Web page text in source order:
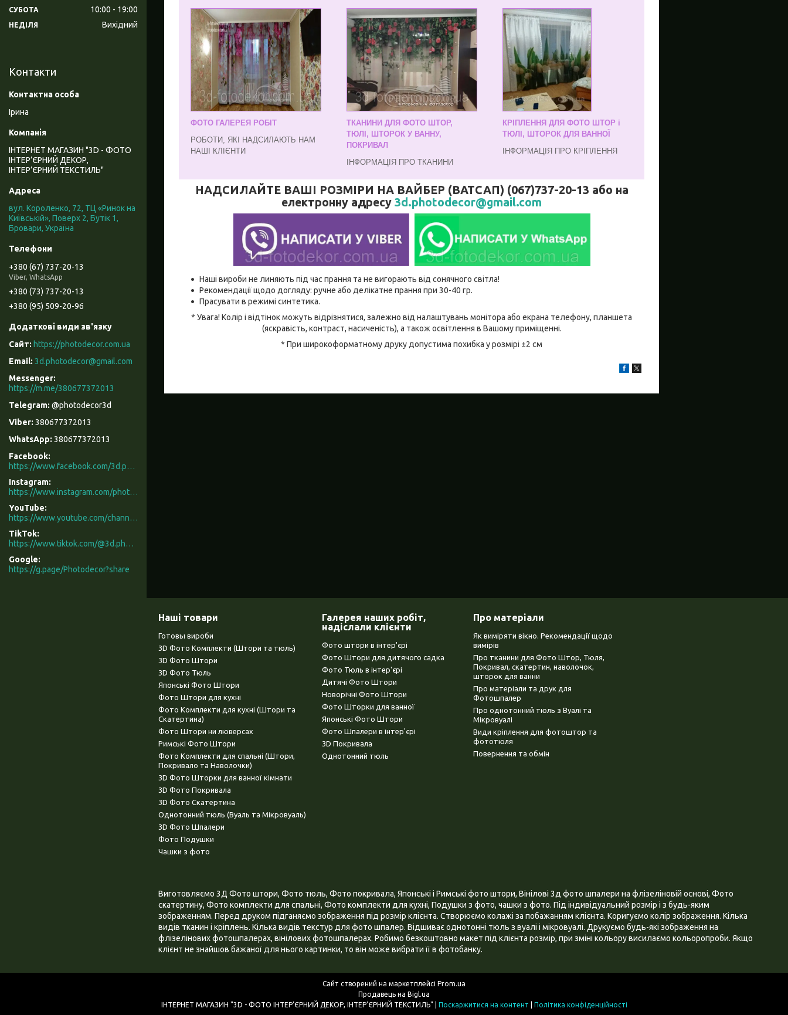
ФОТО ГАЛЕРЕЯ РОБІТ
РОБОТИ, ЯКІ НАДСИЛАЮТЬ НАМ
НАШІ КЛІЄНТИ
ТКАНИНИ ДЛЯ ФОТО ШТОР,
ТЮЛІ, ШТОРОК У ВАННУ,
ПОКРИВАЛ
ІНФОРМАЦІЯ ПРО ТКАНИНИ
КРІПЛЕННЯ ДЛЯ ФОТО ШТОР і
ТЮЛІ, ШТОРОК ДЛЯ ВАННОЇ
ІНФОРМАЦІЯ ПРО КРІПЛЕННЯ
НАДСИЛАЙТЕ ВАШІ РОЗМІРИ НА ВАЙБЕР (ВАТСАП) (067)737-20-13 або на
електронну адресу 3d.photodecor@gmail.com
Наші вироби не линяють під час прання та не вигорають від сонячного світла!
Рекомендації щодо догляду: ручне або делікатне прання при 30-40 гр.
Прасувати в режимі синтетика.
* Увага! Колір і відтінок можуть відрізнятися, залежно від налаштувань монітора або екрана телефону, планшета
(яскравість, контраст, насиченість), а також освітлення в Вашому приміщенні.
* При широкоформатному друку допустима похибка у розмірі ±2 см
СУБОТА 10:00 19:00
НЕДІЛЯ Вихідний
Контакти
Ірина
ІНТЕРНЕТ МАГАЗИН "3D - ФОТО
ІНТЕР’ЄРНИЙ ДЕКОР,
ІНТЕР’ЄРНИЙ ТЕКСТИЛЬ"
вул. Короленко, 72, ТЦ «Ринок на
Київській», Поверх 2, Бутік 1,
Бровари, Україна
+380 (67) 737-20-13
Viber, WhatsApp
+380 (73) 737-20-13
+380 (95) 509-20-96
https://photodecor.com.ua
3d.photodecor@gmail.com
https://m.me/380677372013
@photodecor3d
380677372013
380677372013
Facebook
https://www.facebook.com/3d.photodecor/
Instagram
https://www.instagram.com/photodecor.com.ua/
YouTube
https://www.youtube.com/channel/UCXCUerfqRY1Pw7-IptdbqyA/videos
TikTok
https://www.tiktok.com/@3d.photodecor?is_from_webapp=1&sender_device=pc
Google
https://g.page/Photodecor?share
Наші товари
Готовы вироби
3D Фото Комплекти (Штори та тюль)
3D Фото Штори
3D Фото Тюль
Японські Фото Штори
Фото Штори для кухні
Фото Комплекти для кухні (Штори та
Скатертина)
Фото Штори ни люверсах
Римські Фото Штори
Фото Комплекти для спальні (Штори,
Покривало та Наволочки)
3D Фото Шторки для ванної кімнати
3D Фото Покривала
3D Фото Скатертина
Однотонний тюль (Вуаль та Мікровуаль)
3D Фото Шпалери
Фото Подушки
Чашки з фото
Галерея наших робіт,
надіслали клієнти
Фото штори в інтер'єрі
Фото Штори для дитячого садка
Фото Тюль в інтер'єрі
Дитячі Фото Штори
Новорічні Фото Штори
Фото Шторки для ванної
Японські Фото Штори
Фото Шпалери в інтер'єрі
3D Покривала
Однотонний тюль
Про матеріали
Як виміряти вікно. Рекомендації щодо
вимірів
Про тканини для Фото Штор, Тюля,
Покривал, скатертин, наволочок,
шторок для ванни
Про матеріали та друк для
Фотошпалер
Про однотонний тюль з Вуалі та
Мікровуалі
Види кріплення для фотоштор та
фототюля
Повернення та обмін
Виготовляємо 3Д Фото штори, Фото тюль, Фото покривала, Японські і Римські фото штори, Вінілові 3д фото шпалери на флізеліновій основі, Фото
скатертину, Фото комплекти для спальні, Фото комплекти для кухні, Подушки з фото, чашки з фото. Під індивідуальний розмір і з будь-яким
зображенням. Перед друком підганяємо зображення під розмір клієнта. Створюємо колажі за побажанням клієнта. Коригуємо колір зображення. Кілька
видів тканин і кріплень. Кілька видів текстур для фото шпалер. Відшиває однотонні тюль з вуалі і мікровуалі. Друкуємо будь-які зображення на
флізелінових фотошпалерах, вінілових фотошпалерах. Робимо безкоштовно макет під клієнта розмір, при зміні кольору висилаємо кольоропроби. Якщо
клієнт не знайшов бажаної для нього картинки, то він може вибрати її в фотобанку.
Сайт створений на маркетплейсі Prom.ua
Продавець на Bigl.ua
Поскаржитися на контент Політика конфіденційності